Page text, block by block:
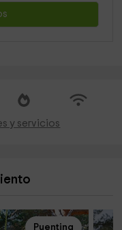
y servicios
Puenting